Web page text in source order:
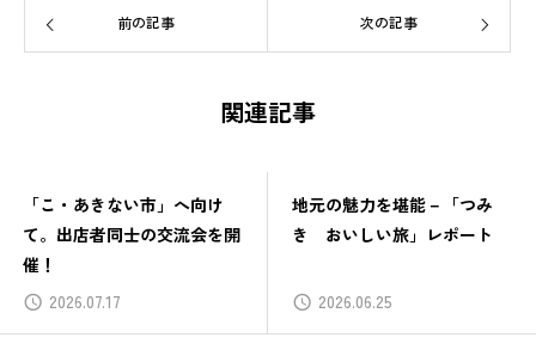
前の記事 次の記事
関連記事
「こ・あきない市」へ向け
て。出店者同士の交流会を開
催！
2026.07.17
地元の魅力を堪能－「つみ
き おいしい旅」レポート
2026.06.25